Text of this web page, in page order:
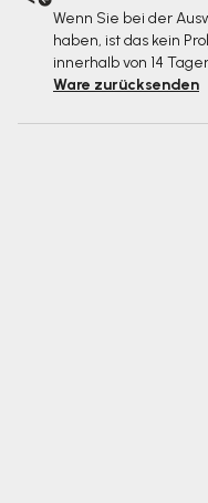
Wenn Sie bei der
haben, ist das kein
innerhalb von 14
Ware zurücksenden